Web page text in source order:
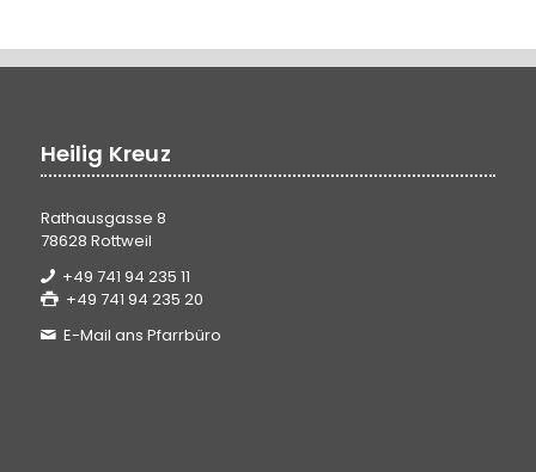
Heilig Kreuz
Rathausgasse 8
78628 Rottweil
+49 741 94 235 11
+49 741 94 235 20
E-Mail ans Pfarrbüro